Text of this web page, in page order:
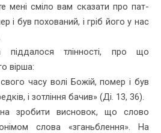
мені сміло вам сказати про пат­
і був похований, і гріб його у нас
тлінності, про що
вірша:
часу волі Божій, помер і був
і зотління бачив» (Ді. 13, 36).
зробити висновок, що слово
слова «зганьблення». На